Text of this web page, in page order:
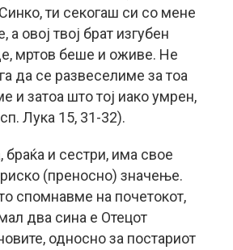
ти секогаш си со мене
а овој твој брат изгубен
мртов беше и оживе. Не
да се развеселиме за тоа
и затоа што тој иако умрен,
Лука 15, 31-32).
браќа и сестри, има свое
(преносно) значење.
спомнавме на почетокот,
два сина е Отецот
односно за постариот